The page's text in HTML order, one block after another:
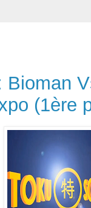
Bioman
(1ère